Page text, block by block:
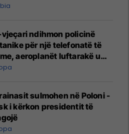
ndihmon policinë
për një telefonatë të
aeroplanët luftarakë u
në ajër për të
sulmohen në Poloni -
i kërkon presidentit të